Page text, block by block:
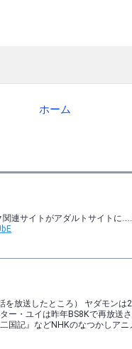
ホーム